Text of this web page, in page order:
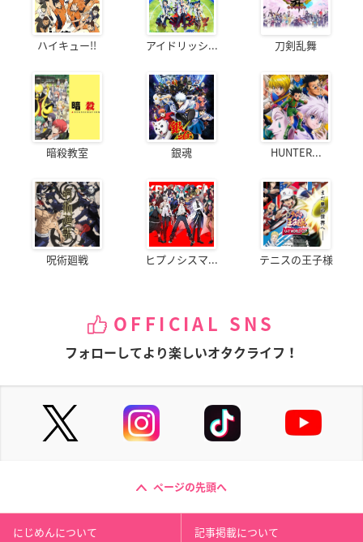
ハイキュー!! アイドリッシ... 刀剣乱舞
暗殺教室 銀魂 HUNTER...
呪術廻戦 ヒプノシスマ... テニスの王子様
OFFICIAL SNS
フォローしてより楽しいオタクライフ！
ページの先頭へ
にじめんについて 記事掲載について